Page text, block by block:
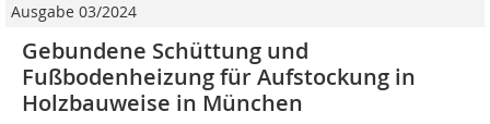
Ausgabe 03/2024
Gebundene Schüttung und
Fußbodenheizung für Aufstockung in
Holzbauweise in München